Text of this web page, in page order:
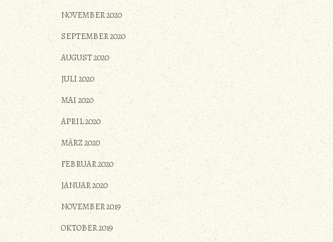
NOVEMBER 2020
SEPTEMBER 2020
AUGUST 2020
JULI 2020
MAI 2020
APRIL 2020
MÄRZ 2020
FEBRUAR 2020
JANUAR 2020
NOVEMBER 2019
OKTOBER 2019